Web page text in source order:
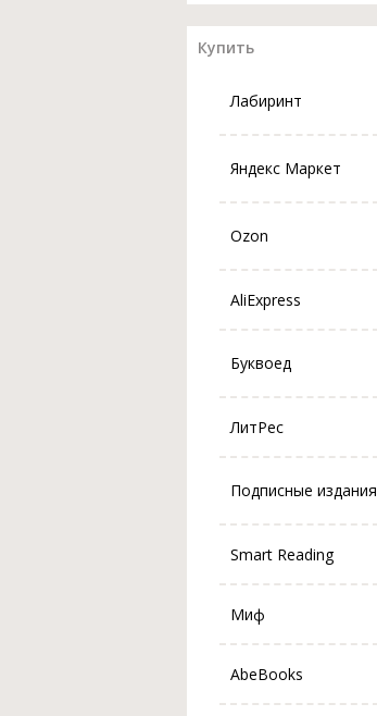
Купить
Лабиринт
Яндекс Маркет
Ozon
AliExpress
Буквоед
ЛитРес
Подписные издания
Smart Reading
Миф
AbeBooks